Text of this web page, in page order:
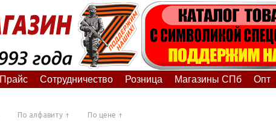
Прайс Сотрудничество Розница Магазины СПб Опт
По алфавиту По цене